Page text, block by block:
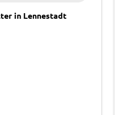
in Lennestadt